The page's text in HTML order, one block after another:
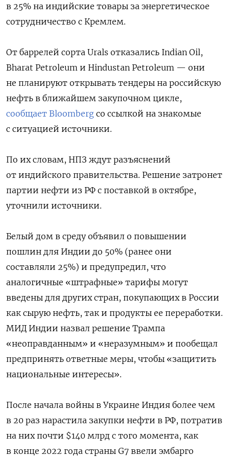
в 25% на индийские товары за энергетическое
сотрудничество с Кремлем.
От баррелей сорта Urals отказались Indian Oil,
Bharat Petroleum и Hindustan Petroleum — они
не планируют открывать тендеры на российскую
нефть в ближайшем закупочном цикле,
сообщает Bloomberg со ссылкой на знакомые
с ситуацией источники.
По их словам, НПЗ ждут разъяснений
от индийского правительства. Решение затронет
партии нефти из РФ с поставкой в октябре,
уточнили источники.
Белый дом в среду объявил о повышении
пошлин для Индии до 50% (ранее они
составляли 25%) и предупредил, что
аналогичные «штрафные» тарифы могут
введены для других стран, покупающих в России
как сырую нефть, так и продукты ее переработки.
МИД Индии назвал решение Трампа
«неоправданным» и «неразумным» и пообещал
предпринять ответные меры, чтобы «защитить
национальные интересы».
После начала войны в Украине Индия более чем
в 20 раз нарастила закупки нефти в РФ, потратив
на них почти $140 млрд с того момента, как
в конце 2022 года страны G7 ввели эмбарго